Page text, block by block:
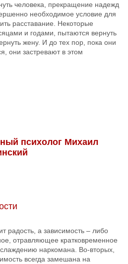
человека, прекращение надежд
необходимое условие для
расставание. Некоторые
и годами, пытаются вернуть
жену. И до тех пор, пока они
они застревают в этом
психолог Михаил
радость, а зависимость – либо
отравляющее кратковременное
наркомана. Во-вторых,
всегда замешана на